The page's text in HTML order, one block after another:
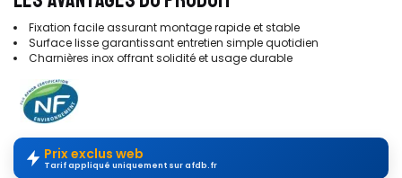
Fixation facile assurant montage rapide et stable
Surface lisse garantissant entretien simple quotidien
Charnières inox offrant solidité et usage durable
Prix exclus web
Tarif appliqué uniquement sur afdb.fr